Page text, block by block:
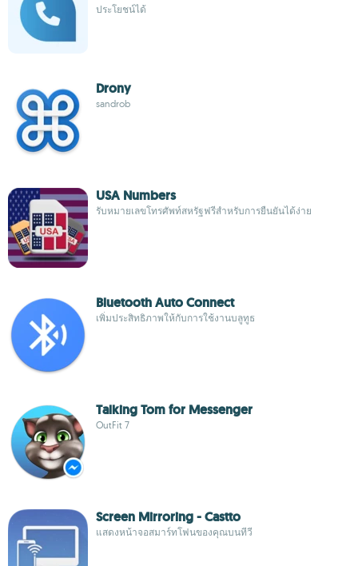
ประโยชน์ได้
Drony
sandrob
USA Numbers
รับหมายเลขโทรศัพท์สหรัฐฟรีสำหรับการยืนยันได้ง่าย
Bluetooth Auto Connect
เพิ่มประสิทธิภาพให้กับการใช้งานบลูทูธ
Talking Tom for Messenger
OutFit 7
Screen Mirroring - Castto
แสดงหน้าจอสมาร์ทโฟนของคุณบนทีวี